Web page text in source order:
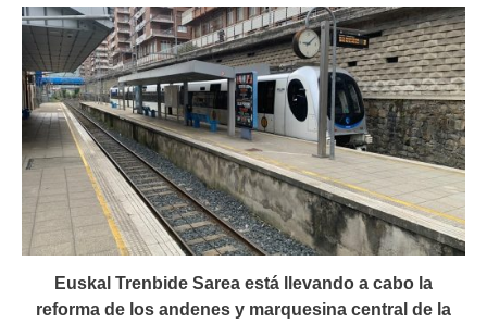
Euskal Trenbide Sarea está llevando a cabo la
reforma de los andenes y marquesina central de la